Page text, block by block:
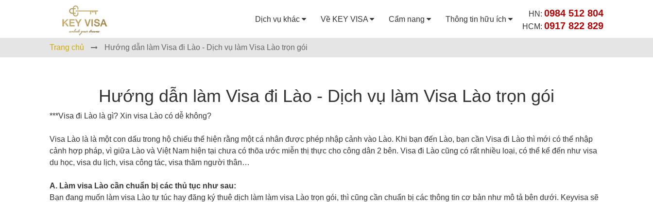
Dịch vụ khác Về KEY VISA Cẩm nang Thông tin hữu ích
HN: 0984 512 804
HCM: 0917 822 829
Trang chủ Hướng dẫn làm Visa đi Lào - Dịch vụ làm Visa Lào trọn gói
Hướng dẫn làm Visa đi Lào - Dịch vụ làm Visa Lào trọn gói
***Visa đi Lào là gì? Xin visa Lào có dễ không?
Visa Lào là là một con dấu trong hộ chiếu thể hiện rằng một cá nhân được phép nhập cảnh vào Lào. Khi bạn đến Lào, bạn cần Visa đi Lào thì mới có thể nhập
cảnh hợp pháp, vì giữa Lào và Việt Nam hiện tại chưa có thõa ước miễn thị thực cho công dân 2 bên. Visa đi Lào cũng có rất nhiều loại, có thể kể đến như visa
du học, visa du lịch, visa công tác, visa thăm người thân…
A. Làm visa Lào cần chuẩn bị các thủ tục như sau:
Bạn đang muốn làm visa Lào tự túc hay đăng ký thuê dịch làm làm visa Lào trọn gói, thì cũng cần chuẩn bị các thông tin cơ bản như mô tả bên dưới. Keyvisa sẽ